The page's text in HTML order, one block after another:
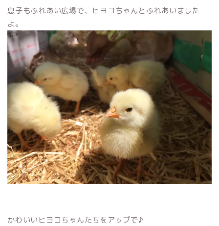
息子もふれあい広場で、ヒヨコちゃんとふれあいました
よ。
かわいいヒヨコちゃんたちをアップで♪